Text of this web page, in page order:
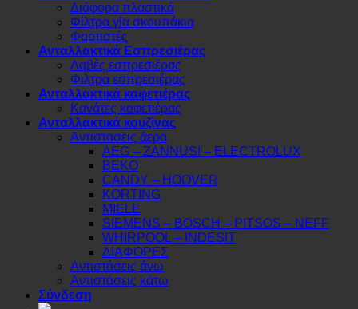
Διάφορα πλαστικά
Φίλτρα γία σκουπάκια
Φορτιστές
Ανταλλακτικά Εσπρεσιέρας
Λαβές εσπρεσιέρας
Φιλτρα εσπρεσιέρας
Ανταλλακτικά καφετιέρας
Κανάτες καφετιέρας
Ανταλλακτικά κουζίνας
Αντιστασεις άερα
AEG – ZANNUSI – ELECTROLUX
BEKO
CANDY – HOOVER
KORTING
MIELE
SIEMENS – BOSCH – PITSOS – NEFF
WHIRPOOL – INDESIT
ΔΙΑΦΟΡΕΣ
Αντιστάσεις άνω
Αντιστάσεις κάτω
Σύνδεση